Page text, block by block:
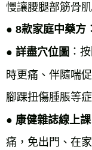
慢讓腰腿部筋骨
● 8款家庭中藥方
● 詳盡穴位圖 ：
時更痛、伴隨喘
腳踝扭傷腫脹等症
● 康健雜誌線上課
痛，免出門、在